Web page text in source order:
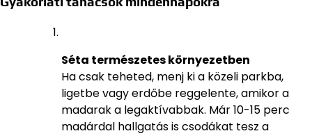
Séta természetes környezetben
Ha csak teheted, menj ki a közeli parkba,
ligetbe vagy erdőbe reggelente, amikor a
madarak a legaktívabbak. Már 10-15 perc
madárdal hallgatás is csodákat tesz a